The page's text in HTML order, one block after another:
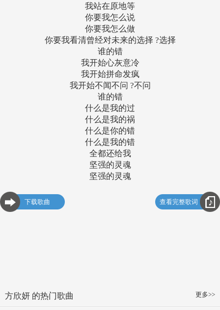
我站在原地等
你要我怎么说
你要我怎么做
你要我看清曾经对未来的选择 ?选择
谁的错
我开始心灰意冷
我开始拼命发疯
我开始不闻不问 ?不问
谁的错
什么是我的过
什么是我的祸
什么是你的错
什么是我的错
全都还给我
坚强的灵魂
坚强的灵魂
下载歌曲 查看完整歌词
更多>>
方欣妍 的热门歌曲